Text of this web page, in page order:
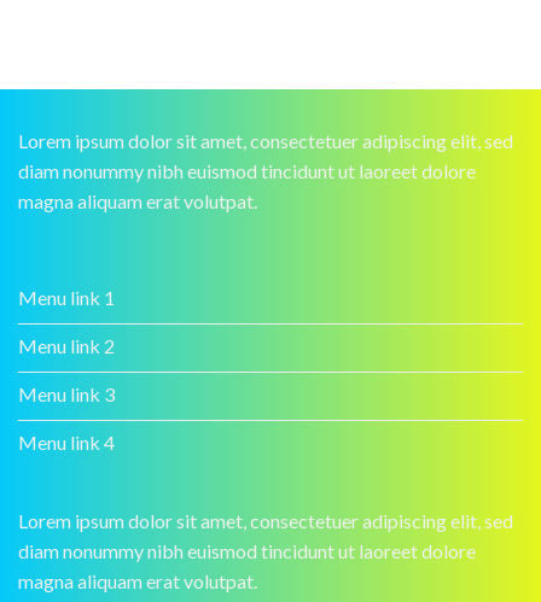
Lorem ipsum dolor sit amet, consectetuer adipiscing elit, sed
diam nonummy nibh euismod tincidunt ut laoreet dolore
magna aliquam erat volutpat.
Menu link 1
Menu link 2
Menu link 3
Menu link 4
Lorem ipsum dolor sit amet, consectetuer adipiscing elit, sed
diam nonummy nibh euismod tincidunt ut laoreet dolore
magna aliquam erat volutpat.